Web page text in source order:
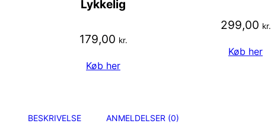
Lykkelig
179,00 kr.
Køb her
299,00 kr.
Køb her
BESKRIVELSE ANMELDELSER (0)